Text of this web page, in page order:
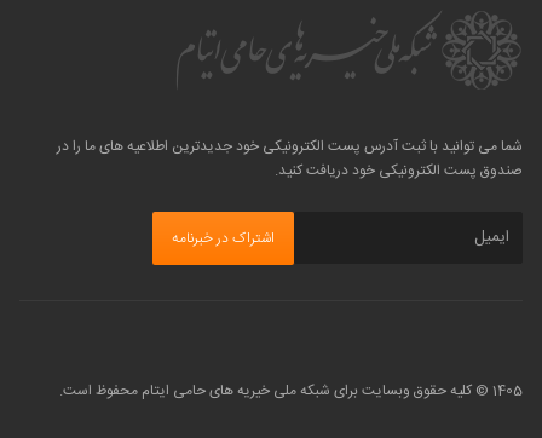
شما می توانید با ثبت آدرس پست الکترونیکی خود جدیدترین اطلاعیه های ما را در
صندوق پست الکترونیکی خود دریافت کنید.
1405 © کلیه حقوق وبسایت برای شبکه ملی خیریه های حامی ایتام محفوظ است.